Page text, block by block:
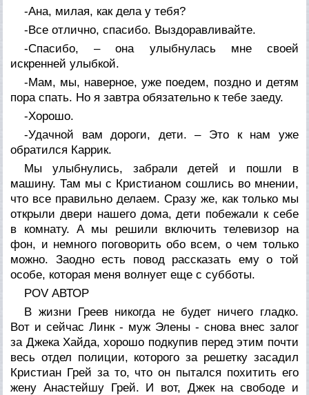
-Ана, милая, как дела у тебя?
-Все отлично, спасибо. Выздоравливайте.
-Спасибо, – она улыбнулась мне своей
искренней улыбкой.
-Мам, мы, наверное, уже поедем, поздно и детям
пора спать. Но я завтра обязательно к тебе заеду.
-Хорошо.
-Удачной вам дороги, дети. – Это к нам уже
обратился Каррик.
Мы улыбнулись, забрали детей и пошли в
машину. Там мы с Кристианом сошлись во мнении,
что все правильно делаем. Сразу же, как только мы
открыли двери нашего дома, дети побежали к себе
в комнату. А мы решили включить телевизор на
фон, и немного поговорить обо всем, о чем только
можно. Заодно есть повод рассказать ему о той
особе, которая меня волнует еще с субботы.
POV АВТОР
В жизни Греев никогда не будет ничего гладко.
Вот и сейчас Линк - муж Элены - снова внес залог
за Джека Хайда, хорошо подкупив перед этим почти
весь отдел полиции, которого за решетку засадил
Кристиан Грей за то, что он пытался похитить его
жену Анастейшу Грей. И вот, Джек на свободе и